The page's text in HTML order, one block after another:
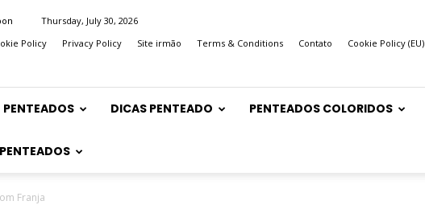
Thursday, July 30, 2026
Policy Privacy Policy Site irmão Terms & Conditions Contato Cookie Policy (EU)
PENTEADOS DICAS PENTEADO PENTEADOS COLORIDOS
Franja